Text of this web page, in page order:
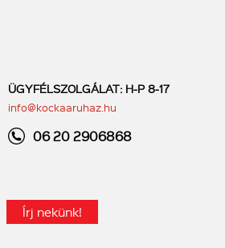
ÜGYFÉLSZOLGÁLAT: H-P 8-17
info@kockaaruhaz.hu
06 20 2906868
Írj nekünk!